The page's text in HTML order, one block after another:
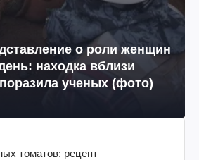
о роли женщин
находка вблизи
ученых (фото)
томатов: рецепт